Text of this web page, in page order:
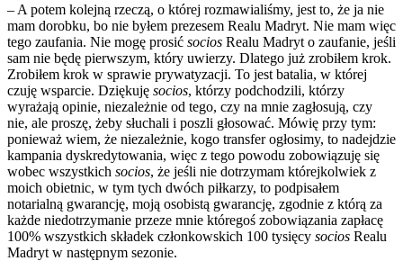
– A potem kolejną rzeczą, o której rozmawialiśmy, jest to, że ja nie
mam dorobku, bo nie byłem prezesem Realu Madryt. Nie mam więc
tego zaufania. Nie mogę prosić socios Realu Madryt o zaufanie, jeśli
sam nie będę pierwszym, który uwierzy. Dlatego już zrobiłem krok.
Zrobiłem krok w sprawie prywatyzacji. To jest batalia, w której
czuję wsparcie. Dziękuję socios, którzy podchodzili, którzy
wyrażają opinie, niezależnie od tego, czy na mnie zagłosują, czy
nie, ale proszę, żeby słuchali i poszli głosować. Mówię przy tym:
ponieważ wiem, że niezależnie, kogo transfer ogłosimy, to nadejdzie
kampania dyskredytowania, więc z tego powodu zobowiązuję się
wobec wszystkich socios, że jeśli nie dotrzymam którejkolwiek z
moich obietnic, w tym tych dwóch piłkarzy, to podpisałem
notarialną gwarancję, moją osobistą gwarancję, zgodnie z którą za
każde niedotrzymanie przeze mnie któregoś zobowiązania zapłacę
100% wszystkich składek członkowskich 100 tysięcy socios Realu
Madryt w następnym sezonie.